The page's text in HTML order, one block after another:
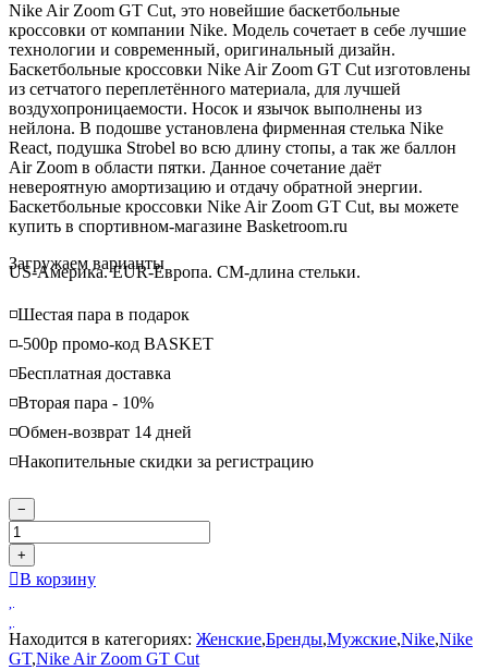
Nike Air Zoom GT Cut, это новейшие баскетбольные
кроссовки от компании Nike. Модель сочетает в себе лучшие
технологии и современный, оригинальный дизайн.
Баскетбольные кроссовки Nike Air Zoom GT Cut изготовлены
из сетчатого переплетённого материала, для лучшей
воздухопроницаемости. Носок и язычок выполнены из
нейлона. В подошве установлена фирменная стелька Nike
React, подушка Strobel во всю длину стопы, а так же баллон
Air Zoom в области пятки. Данное сочетание даёт
невероятную амортизацию и отдачу обратной энергии.
Баскетбольные кроссовки Nike Air Zoom GT Cut, вы можете
купить в спортивном-магазине Basketroom.ru
Loading...
Загружаем варианты
US-Америка. EUR-Европа. CM-длина стельки.
◽️Шестая пара в подарок
◽️-500р промо-код BASKET
◽️Бесплатная доставка
◽️Вторая пара - 10%
◽️Обмен-возврат 14 дней
◽️Накопительные скидки за регистрацию
−
+
В корзину
Находится в категориях: Женские,Бренды,Мужские,Nike,Nike
GT,Nike Air Zoom GT Cut